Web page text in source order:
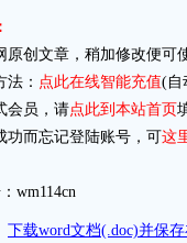
创文章，稍加修改便可
： 点此在线智能充值(自
员，请点此到本站首页
而忘记登陆账号，可这
wm114cn
下载word文档(.doc)并保